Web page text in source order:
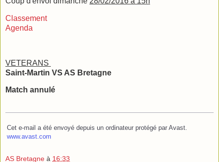
Classement
Agenda
VETERANS
Saint-Martin VS AS Bretagne
Match annulé
Cet e-mail a été envoyé depuis un ordinateur protégé par Avast.
www.avast.com
AS Bretagne à 16:33